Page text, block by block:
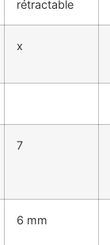
rétractable
x
7
6 mm